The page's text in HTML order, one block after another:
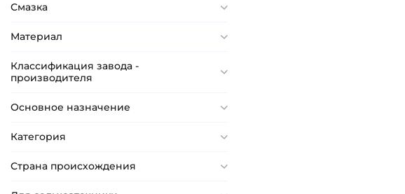
Смазка
Материал
Классификация завода -
производителя
Основное назначение
Категория
Страна происхождения